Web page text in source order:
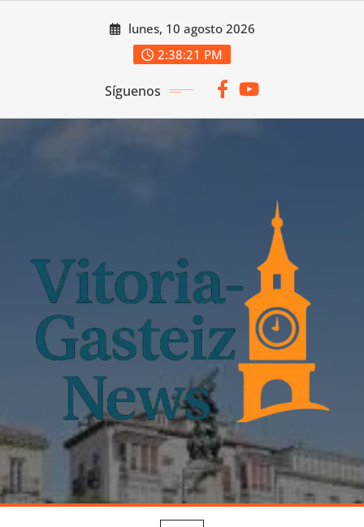
lunes, 10 agosto 2026
2:38:23 PM
Síguenos